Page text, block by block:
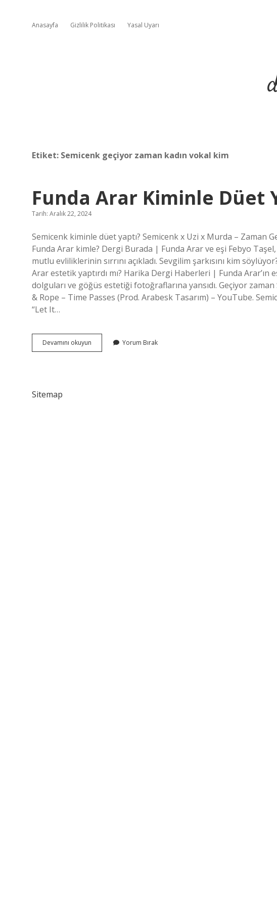
Anasayfa Gizlilik Politikası Yasal Uyarı
Etiket: Semicenk geçiyor zaman kadın vokal kim
Funda Arar Kiminle Düet
Tarih: Aralık 22, 2024
Semicenk kiminle düet yaptı? Semicenk x Uzi x Murda – Zaman
Funda Arar kimle? Dergi Burada | Funda Arar ve eşi Febyo
mutlu evliliklerinin sırrını açıkladı. Sevgilim şarkısını kim
Arar estetik yaptırdı mı? Harika Dergi Haberleri | Funda Arar’ın
dolguları ve göğüs estetiği fotoğraflarına yansıdı. Geçiyor
& Rope – Time Passes (Prod. Arabesk Tasarım) – YouTube.
“Let It…
Devamını okuyun
Arar
Yorum Bırak
Sitemap